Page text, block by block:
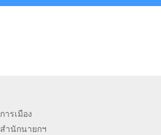
การเมือง
สำนักนายกฯ